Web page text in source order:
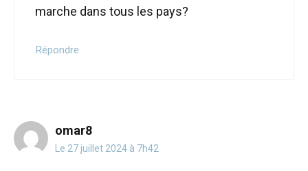
marche dans tous les pays?
Répondre
omar8
Le 27 juillet 2024 à 7h42